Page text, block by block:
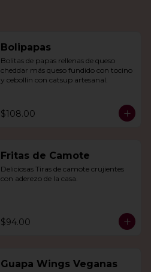
Bolipapas
Bolitas de papas rellenas de queso
cheddar más queso fundido con tocino
y cebollín con catsup artesanal.
$108.00
Fritas de Camote
Deliciosas Tiras de camote crujientes
con aderezo de la casa.
$94.00
Guapa Wings Veganas